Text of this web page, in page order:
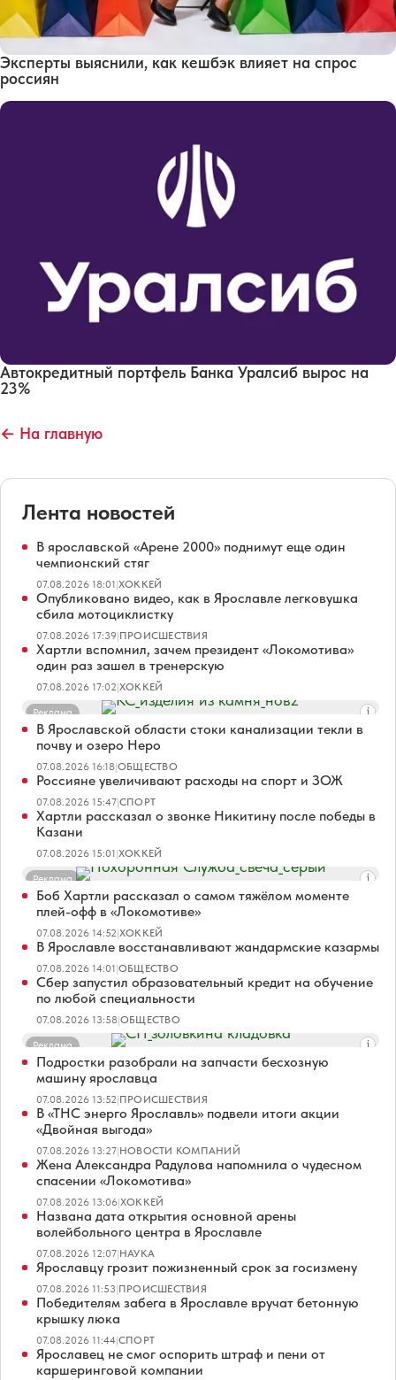
Эксперты выяснили, как кешбэк влияет на спрос
россиян
Автокредитный портфель Банка Уралсиб вырос на
23%
← На главную
Лента новостей
В ярославской «Арене 2000» поднимут еще один
чемпионский стяг
07.08.2026 18:01|ХОККЕЙ
Опубликовано видео, как в Ярославле легковушка
сбила мотоциклистку
07.08.2026 17:39|ПРОИСШЕСТВИЯ
Хартли вспомнил, зачем президент «Локомотива»
один раз зашел в тренерскую
07.08.2026 17:02|ХОККЕЙ
Реклама
В Ярославской области стоки канализации текли в
почву и озеро Неро
07.08.2026 16:18|ОБЩЕСТВО
Россияне увеличивают расходы на спорт и ЗОЖ
07.08.2026 15:47|СПОРТ
Хартли рассказал о звонке Никитину после победы в
Казани
07.08.2026 15:01|ХОККЕЙ
Реклама
Боб Хартли рассказал о самом тяжёлом моменте
плей-офф в «Локомотиве»
07.08.2026 14:52|ХОККЕЙ
В Ярославле восстанавливают жандармские казармы
07.08.2026 14:01|ОБЩЕСТВО
Сбер запустил образовательный кредит на обучение
по любой специальности
07.08.2026 13:58|ОБЩЕСТВО
Реклама
Подростки разобрали на запчасти бесхозную
машину ярославца
07.08.2026 13:52|ПРОИСШЕСТВИЯ
В «ТНС энерго Ярославль» подвели итоги акции
«Двойная выгода»
07.08.2026 13:27|НОВОСТИ КОМПАНИЙ
Жена Александра Радулова напомнила о чудесном
спасении «Локомотива»
07.08.2026 13:06|ХОККЕЙ
Названа дата открытия основной арены
волейбольного центра в Ярославле
07.08.2026 12:07|НАУКА
Ярославцу грозит пожизненный срок за госизмену
07.08.2026 11:53|ПРОИСШЕСТВИЯ
Победителям забега в Ярославле вручат бетонную
крышку люка
07.08.2026 11:44|СПОРТ
Ярославец не смог оспорить штраф и пени от
каршеринговой компании